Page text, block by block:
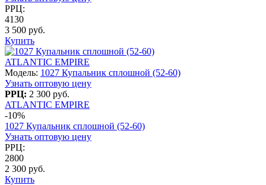
РРЦ:
4130
3 500 руб.
Купить
ATLANTIC EMPIRE
Модель: 1027 Купальник сплошной (52-60)
Узнать оптовую цену
РРЦ: 2 300 руб.
ATLANTIC EMPIRE
-10%
1027 Купальник сплошной (52-60)
Узнать оптовую цену
РРЦ:
2800
2 300 руб.
Купить